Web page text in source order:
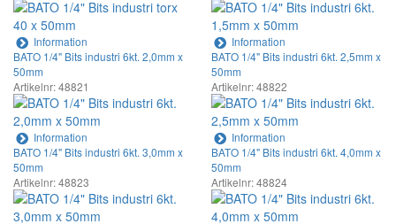
Information
Information
BATO 1/4" Bits industri 6kt. 2,0mm x
50mm
Artikelnr: 48821
Information
BATO 1/4" Bits industri 6kt. 2,5mm x
50mm
Artikelnr: 48822
Information
BATO 1/4" Bits industri 6kt. 3,0mm x
50mm
Artikelnr: 48823
BATO 1/4" Bits industri 6kt. 4,0mm x
50mm
Artikelnr: 48824